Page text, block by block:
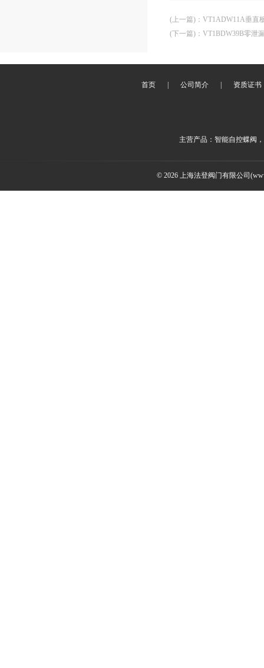
(上一篇) ： VT1ADW11A垂直
(下一篇) ： VT1BDW39B零泄
首页 公司简介 资质证书
主营产品：智能自控蝶阀
© 2026 上海法登阀门有限公司